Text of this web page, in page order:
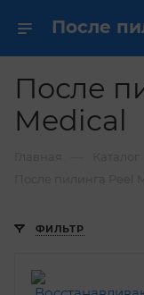
После
Medical
ФИЛЬТР